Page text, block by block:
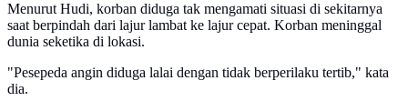
Menurut Hudi, korban diduga tak mengamati situasi di sekitarnya
saat berpindah dari lajur lambat ke lajur cepat. Korban meninggal
dunia seketika di lokasi.
"Pesepeda angin diduga lalai dengan tidak berperilaku tertib," kata
dia.